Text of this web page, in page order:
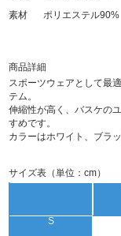
素材
ポリエステル
商品詳細
スポーツウェアとして最
テム。
伸縮性が高く、バスケの
すめです。
カラーはホワイト、ブラ
サイズ表（単位：cm）
S